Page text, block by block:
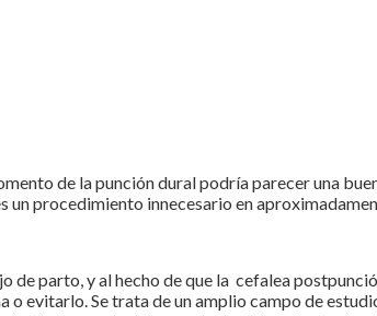
de la punción dural podría parecer una
un procedimiento innecesario en
parto, y al hecho de que la cefalea
evitarlo. Se trata de un amplio campo de